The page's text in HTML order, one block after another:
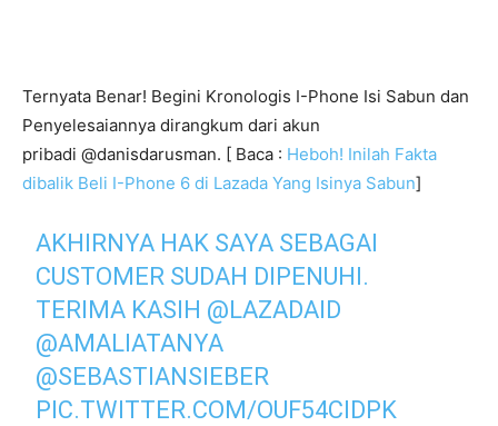
Ternyata Benar! Begini Kronologis I-Phone Isi Sabun dan
Penyelesaiannya dirangkum dari akun
pribadi @danisdarusman. [ Baca : Heboh! Inilah Fakta
dibalik Beli I-Phone 6 di Lazada Yang Isinya Sabun]
AKHIRNYA HAK SAYA SEBAGAI
CUSTOMER SUDAH DIPENUHI.
TERIMA KASIH @LAZADAID
@AMALIATANYA
@SEBASTIANSIEBER
PIC.TWITTER.COM/OUF54CIDPK